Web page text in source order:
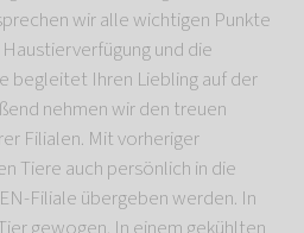
wir alle wichtigen Punkte
und die
begleitet Ihren Liebling auf der
nehmen wir den treuen
Filialen. Mit vorheriger
Tiere auch persönlich in die
Filiale übergeben werden. In